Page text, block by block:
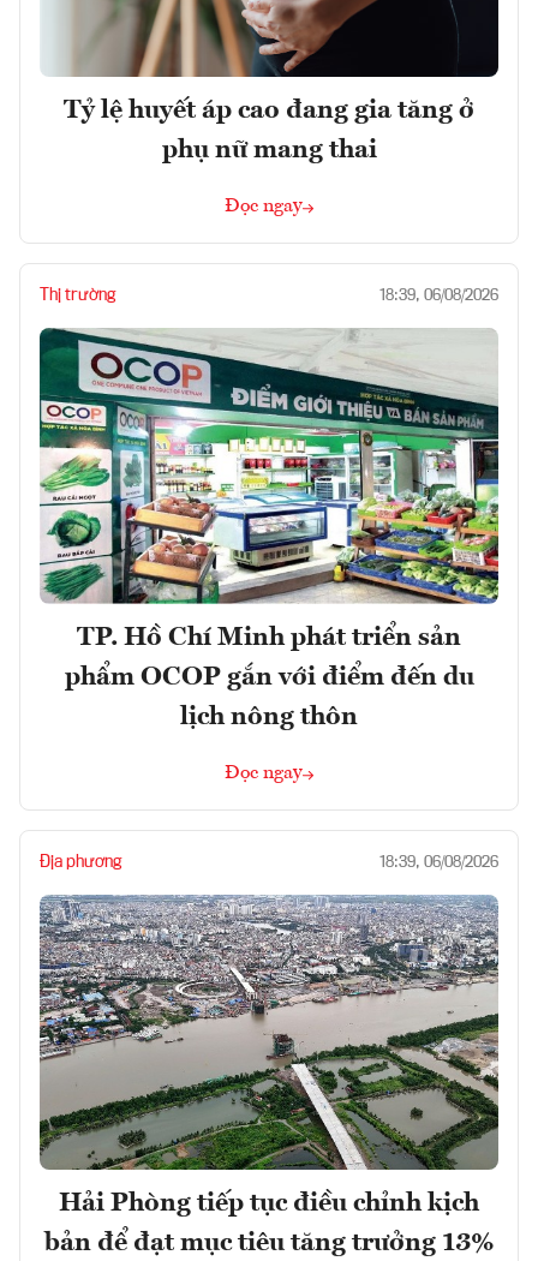
Tỷ lệ huyết áp cao đang gia tăng ở
phụ nữ mang thai
Đọc ngay
Thị trường 18:39, 06/08/2026
TP. Hồ Chí Minh phát triển sản
phẩm OCOP gắn với điểm đến du
lịch nông thôn
Đọc ngay
Địa phương 18:39, 06/08/2026
Hải Phòng tiếp tục điều chỉnh kịch
bản để đạt mục tiêu tăng trưởng 13%